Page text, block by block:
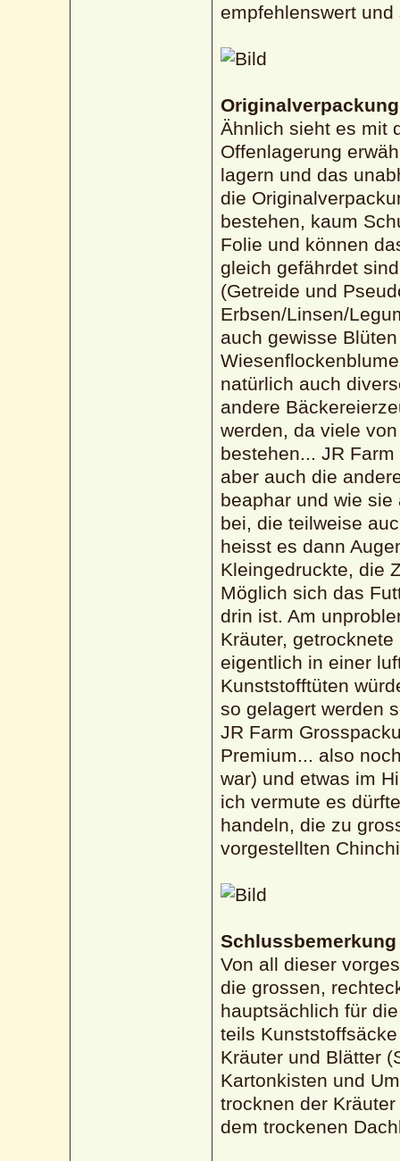
empfehlenswert
Originalverpackung
Ähnlich sieht es mit
Offenlagerung
lagern und das
die
bestehen, kaum
Folie und können
gleich gefährdet
(Getreide und
Erbsen/Linsen/
auch gewisse
natürlich auch
andere
werden, da viele
bestehen... JR
aber auch die
beaphar und wie
bei, die teilweise
heisst es dann
Kleingedruckte, die
Möglich sich das
drin ist. Am
Kräuter,
eigentlich in einer
Kunststofftüten
so gelagert werden
JR Farm
Premium... also
war) und etwas im
ich vermute es
handeln, die zu
vorgestellten
Schlussbemerkung
Von all dieser
die grossen,
hauptsächlich für
teils
Kräuter und Blätter
Kartonkisten und
trocknen der
dem trockenen